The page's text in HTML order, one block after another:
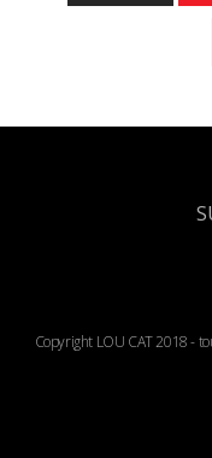
Copyright LOU CAT 2018 -